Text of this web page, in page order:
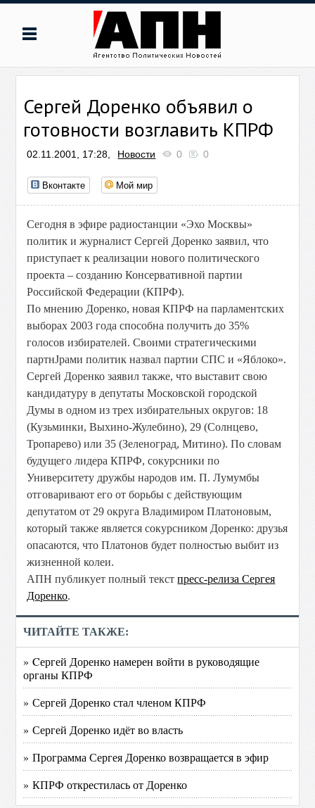
Сергей Доренко объявил о
готовности возглавить КПРФ
02.11.2001, 17:28, Новости 0 0
Вконтакте Мой мир
Сегодня в эфире радиостанции «Эхо Москвы»
политик и журналист Сергей Доренко заявил, что
приступает к реализации нового политического
проекта – созданию Консервативной партии
Российской Федерации (КПРФ).
По мнению Доренко, новая КПРФ на парламентских
выборах 2003 года способна получить до 35%
голосов избирателей. Своими стратегическими
партнЈрами политик назвал партии СПС и «Яблоко».
Сергей Доренко заявил также, что выставит свою
кандидатуру в депутаты Московской городской
Думы в одном из трех избирательных округов: 18
(Кузьминки, Выхино-Жулебино), 29 (Солнцево,
Тропарево) или 35 (Зеленоград, Митино). По словам
будущего лидера КПРФ, сокурсники по
Университету дружбы народов им. П. Лумумбы
отговаривают его от борьбы с действующим
депутатом от 29 округа Владимиром Платоновым,
который также является сокурсником Доренко: друзья
опасаются, что Платонов будет полностью выбит из
жизненной колеи.
АПН публикует полный текстпресс-релиза Сергея
Доренко.
ЧИТАЙТЕ ТАКЖЕ:
» Cергей Доренко намерен войти в руководящие
органы КПРФ
» Сергей Доренко стал членом КПРФ
» Сергей Доренко идёт во власть
» Программа Сергея Доренко возвращается в эфир
» КПРФ открестилась от Доренко